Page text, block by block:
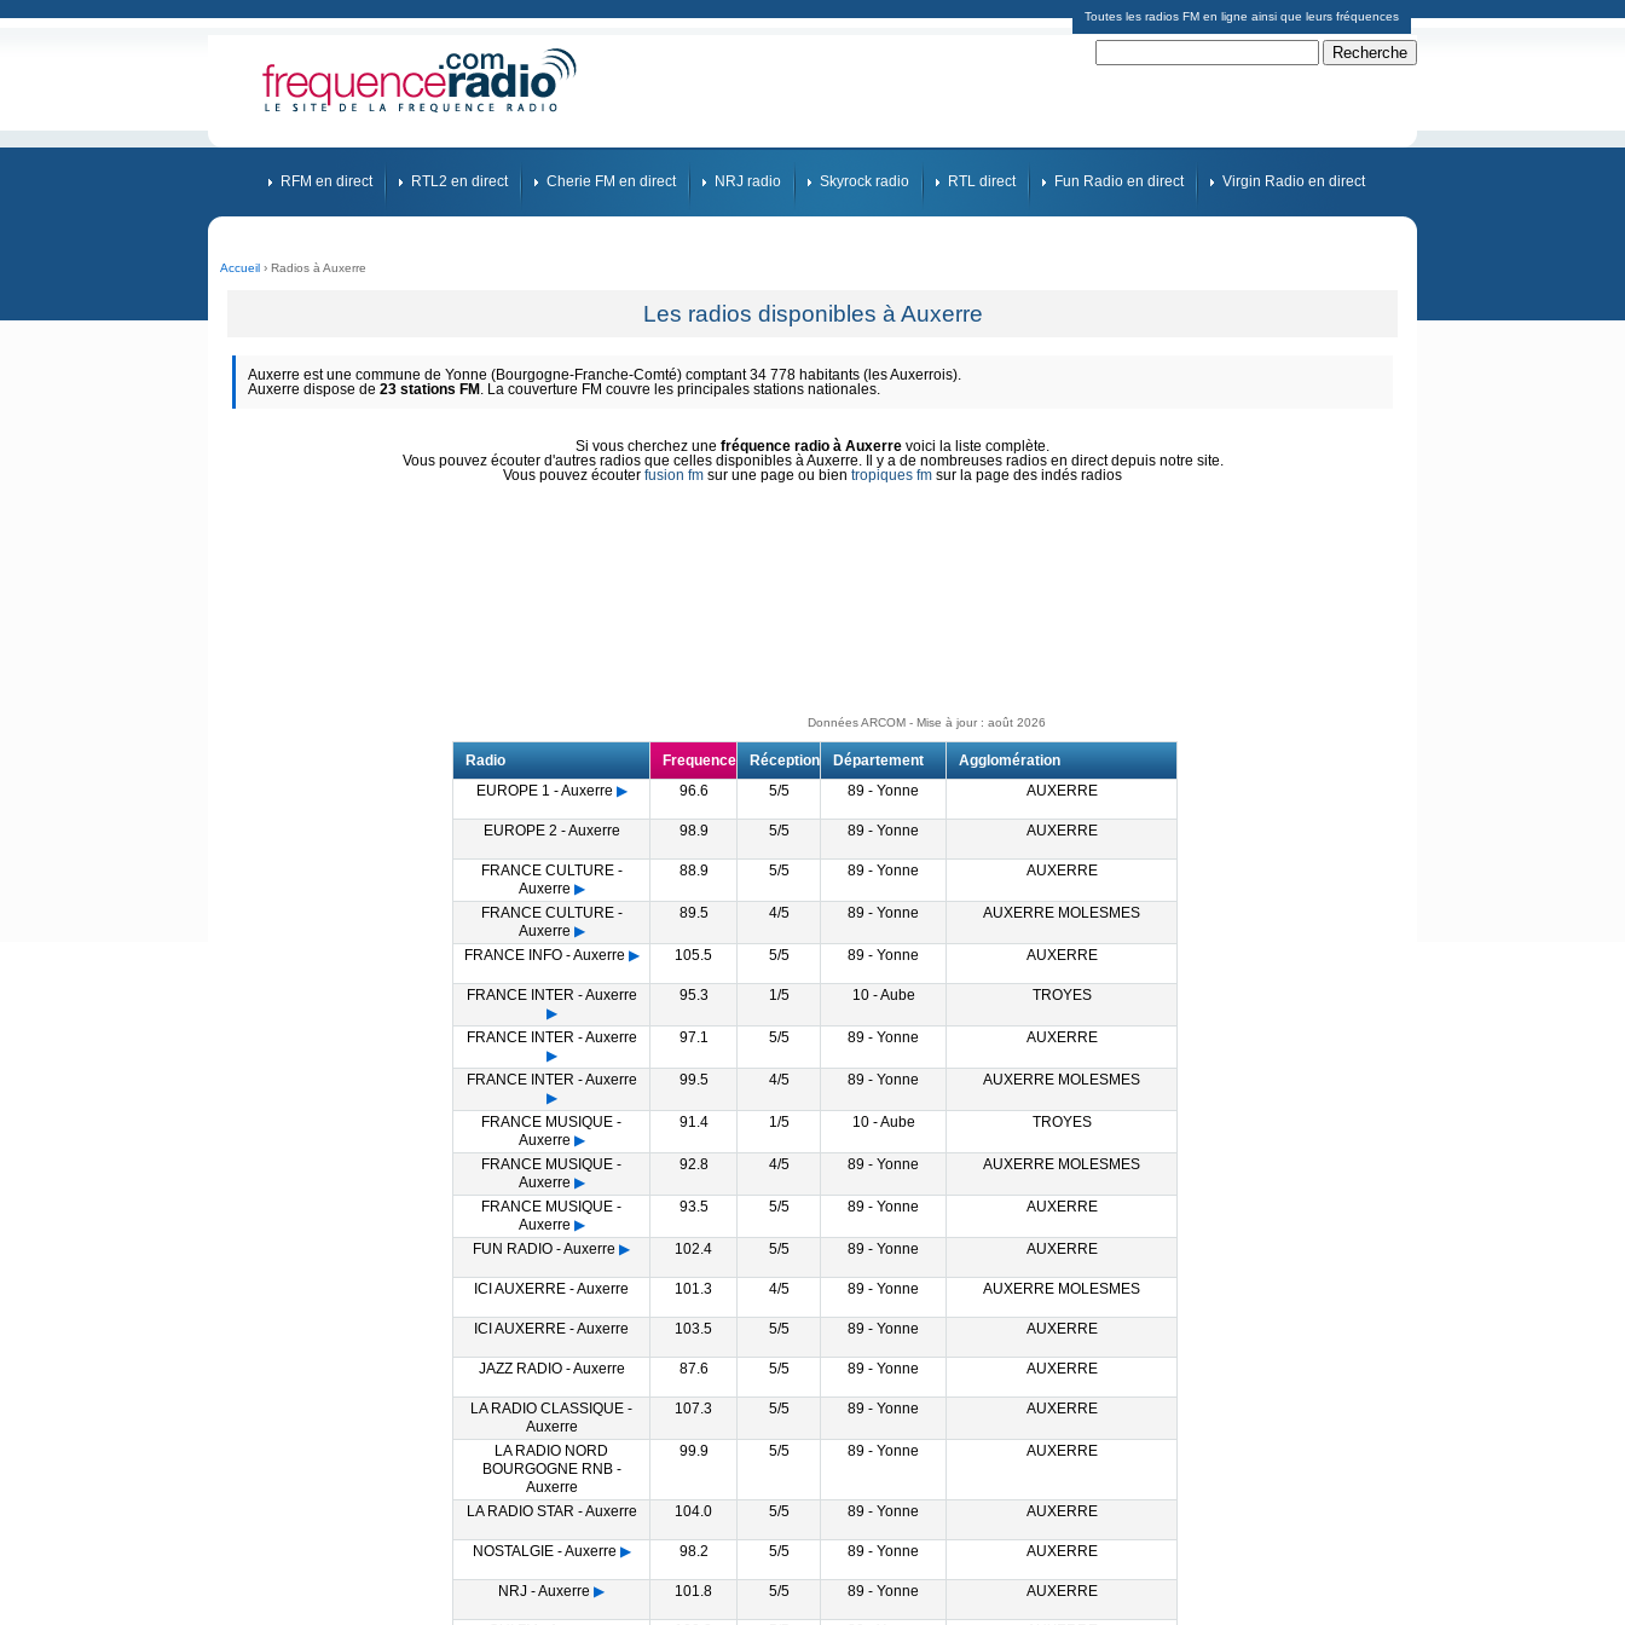
Toutes les radios FM en ligne ainsi que leurs fréquences
RFM en direct RTL2 en direct Cherie FM en direct NRJ radio Skyrock radio RTL direct Fun Radio en direct Virgin Radio en direct
Accueil › Radios à Auxerre
Les radios disponibles à Auxerre
Auxerre est une commune de Yonne (Bourgogne-Franche-Comté) comptant 34 778 habitants (les Auxerrois).
Auxerre dispose de 23 stations FM . La couverture FM couvre les principales stations nationales.
Si vous cherchez une fréquence radio à Auxerre voici la liste complète.
Vous pouvez écouter d'autres radios que celles disponibles à Auxerre. Il y a de nombreuses radios en direct depuis notre site.
Vous pouvez écouter fusion fm sur une page ou bien tropiques fm sur la page des indés radios
Données ARCOM - Mise à jour : août 2026
Radio Frequence Réception Département
Agglomération
EUROPE 1 - Auxerre ▶ 96.6 5/5 89 - Yonne AUXERRE
EUROPE 2 - Auxerre 98.9 5/5 89 - Yonne AUXERRE
FRANCE CULTURE -
Auxerre ▶
88.9 5/5 89 - Yonne AUXERRE
FRANCE CULTURE -
Auxerre ▶
89.5 4/5 89 - Yonne AUXERRE MOLESMES
FRANCE INFO - Auxerre ▶ 105.5 5/5 89 - Yonne AUXERRE
FRANCE INTER - Auxerre
▶
95.3 1/5 10 - Aube TROYES
FRANCE INTER - Auxerre
▶
97.1 5/5 89 - Yonne AUXERRE
FRANCE INTER - Auxerre
▶
99.5 4/5 89 - Yonne AUXERRE MOLESMES
FRANCE MUSIQUE -
Auxerre ▶
91.4 1/5 10 - Aube TROYES
FRANCE MUSIQUE -
Auxerre ▶
92.8 4/5 89 - Yonne AUXERRE MOLESMES
FRANCE MUSIQUE -
Auxerre ▶
93.5 5/5 89 - Yonne AUXERRE
FUN RADIO - Auxerre ▶ 102.4 5/5 89 - Yonne AUXERRE
ICI AUXERRE - Auxerre 101.3 4/5 89 - Yonne AUXERRE MOLESMES
ICI AUXERRE - Auxerre 103.5 5/5 89 - Yonne AUXERRE
JAZZ RADIO - Auxerre 87.6 5/5 89 - Yonne AUXERRE
LA RADIO CLASSIQUE -
Auxerre
107.3 5/5 89 - Yonne AUXERRE
LA RADIO NORD
BOURGOGNE RNB -
Auxerre
99.9 5/5 89 - Yonne AUXERRE
LA RADIO STAR - Auxerre 104.0 5/5 89 - Yonne AUXERRE
NOSTALGIE - Auxerre ▶ 98.2 5/5 89 - Yonne AUXERRE
NRJ - Auxerre ▶ 101.8 5/5 89 - Yonne AUXERRE